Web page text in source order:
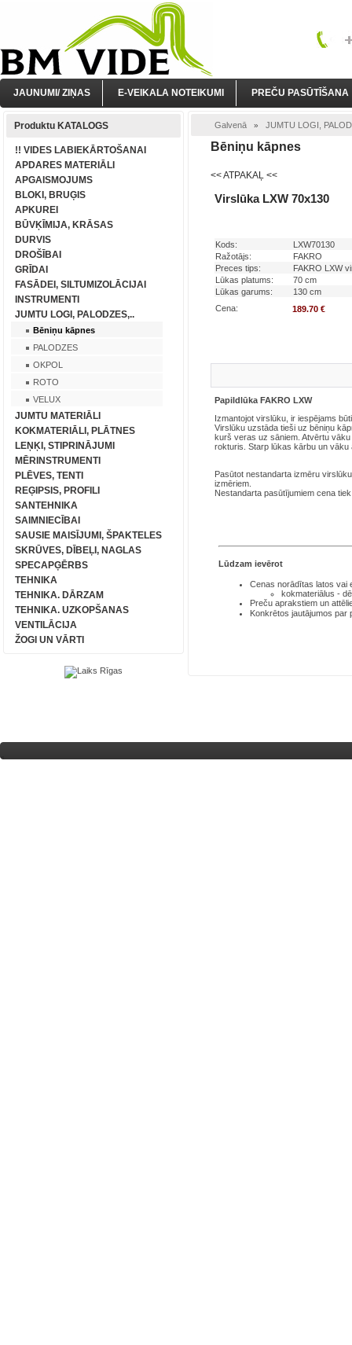
JAUNUMI/ ZIŅAS E-VEIKALA NOTEIKUMI PREČU PASŪTĪŠANA
Produktu KATALOGS
!! VIDES LABIEKĀRTOŠANAI
APDARES MATERIĀLI
APGAISMOJUMS
BLOKI, BRUĢIS
APKUREI
BŪVĶĪMIJA, KRĀSAS
DURVIS
DROŠĪBAI
GRĪDAI
FASĀDEI, SILTUMIZOLĀCIJAI
INSTRUMENTI
JUMTU LOGI, PALODZES,..
Bēniņu kāpnes
PALODZES
OKPOL
ROTO
VELUX
JUMTU MATERIĀLI
KOKMATERIĀLI, PLĀTNES
LEŅĶI, STIPRINĀJUMI
MĒRINSTRUMENTI
PLĒVES, TENTI
REĢIPSIS, PROFILI
SANTEHNIKA
SAIMNIECĪBAI
SAUSIE MAISĪJUMI, ŠPAKTELES
SKRŪVES, DĪBEĻI, NAGLAS
SPECAPĢĒRBS
TEHNIKA
TEHNIKA. DĀRZAM
TEHNIKA. UZKOPŠANAS
VENTILĀCIJA
ŽOGI UN VĀRTI
Galvenā » JUMTU LOGI,
Bēniņu kāpnes
<< ATPAKAĻ <<
Virslūka LXW 70x130
Kods:
LXW70130
Ražotājs:
FAKRO
Preces tips:
FAKRO LXW
Lūkas platums:
70 cm
Lūkas garums:
130 cm
Cena:
189.70 €
Papildlūka FAKRO LXW
Izmantojot virslūku, ir iespējams
Virslūku uzstāda tieši uz bēniņu
kurš veras uz sāniem. Atvērtu
rokturis. Starp lūkas kārbu un vāku
Pasūtot nestandarta izmēru
izmēriem.
Nestandarta pasūtījumiem cena
Lūdzam ievērot
Cenas norādītas latos vai
kokmateriālus -
Preču aprakstiem un
Konkrētos jautājumos